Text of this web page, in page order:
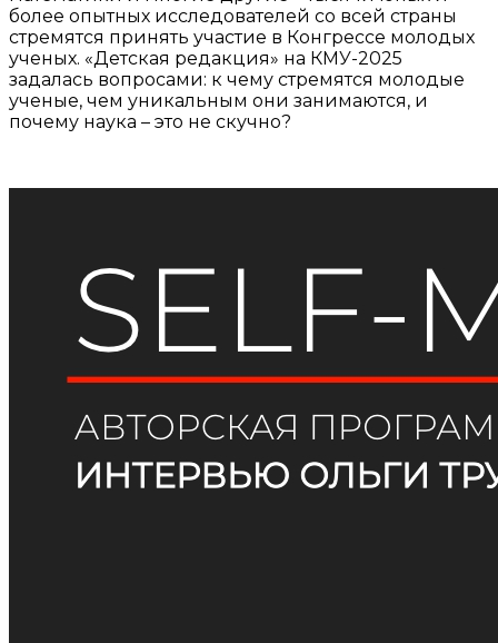
более опытных исследователей со всей страны
стремятся принять участие в Конгрессе молодых
ученых. «Детская редакция» на КМУ-2025
задалась вопросами: к чему стремятся молодые
ученые, чем уникальным они занимаются, и
почему наука – это не скучно?